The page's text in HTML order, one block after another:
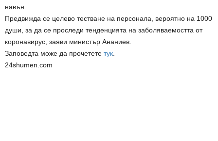
навън.
Предвижда се целево тестване на персонала, вероятно на 1000
души, за да се проследи тенденцията на заболяваемостта от
коронавирус, заяви министър Ананиев.
Заповедта може да прочетете тук.
24shumen.com